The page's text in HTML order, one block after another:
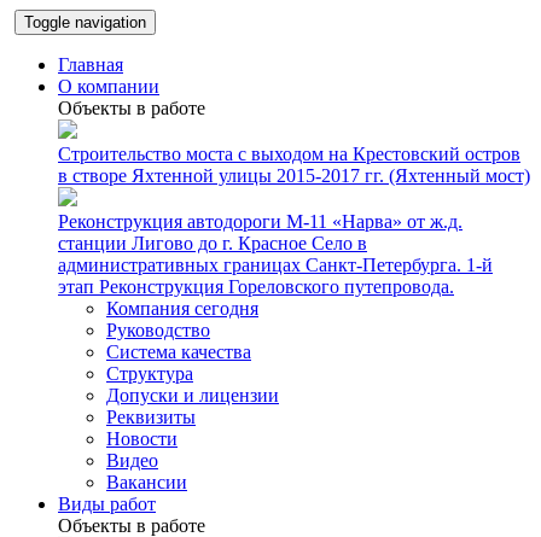
Toggle navigation
Главная
О компании
Объекты в работе
Строительство моста с выходом на Крестовский остров
в створе Яхтенной улицы 2015-2017 гг. (Яхтенный мост)
Реконструкция автодороги М-11 «Нарва» от ж.д.
станции Лигово до г. Красное Село в
административных границах Санкт-Петербурга. 1-й
этап Реконструкция Гореловского путепровода.
Компания сегодня
Руководство
Система качества
Структура
Допуски и лицензии
Реквизиты
Новости
Видео
Вакансии
Виды работ
Объекты в работе